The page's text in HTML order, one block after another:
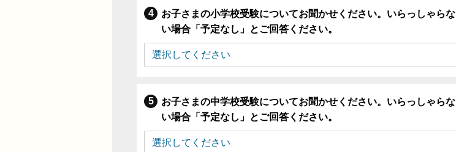
お子さまの小学校受験についてお聞かせください。いらっしゃらな
い場合「予定なし」とご回答ください。
お子さまの中学校受験についてお聞かせください。いらっしゃらな
い場合「予定なし」とご回答ください。